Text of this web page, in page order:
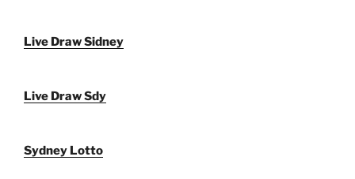
Live Draw Sidney
Live Draw Sdy
Sydney Lotto